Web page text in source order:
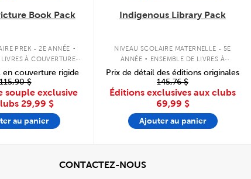
Book Pack
PREK - 2E ANNÉE .
À COUVERTURE
en couverture rigide
$
souple exclusive
29,99 $
au panier
Indigenous Library Pack
NIVEAU SCOLAIRE MATERNELLE - 5E
ANNÉE . ENSEMBLE DE LIVRES À
COUVERTURE SOUPLE
Prix de détail des éditions originales
145,76 $
Éditions exclusives aux clubs
69,99 $
Ajouter au panier
CONTACTEZ-NOUSView